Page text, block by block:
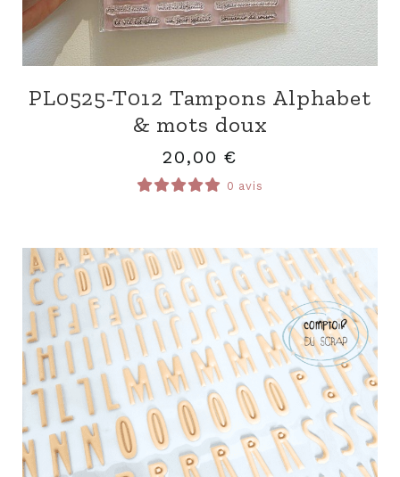
PL0525-T012 Tampons Alphabet
& mots doux
20,00 €
0 avis